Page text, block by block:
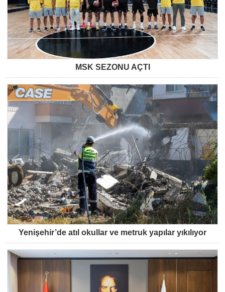
MSK SEZONU AÇTI
Yenişehir’de atıl okullar ve metruk yapılar yıkılıyor